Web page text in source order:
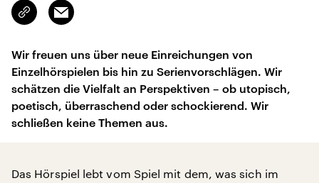
Link
kopieren/teilen
Email
Wir freuen uns über neue Einreichungen von
Einzelhörspielen bis hin zu Serienvorschlägen. Wir
schätzen die Vielfalt an Perspektiven – ob utopisch,
poetisch, überraschend oder schockierend. Wir
schließen keine Themen aus.
Das Hörspiel lebt vom Spiel mit dem, was sich im